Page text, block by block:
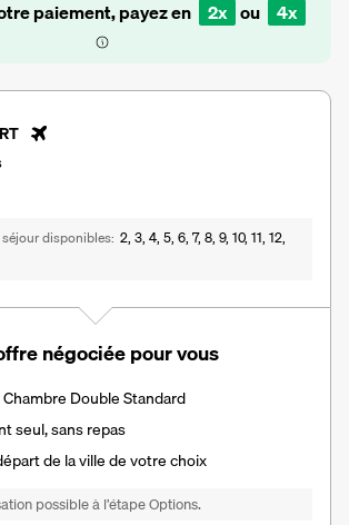
paiement, payez en 2x ou 4x
disponibles 2, 3, 4, 5, 6, 7, 8, 9, 10, 11, 12,
négociée pour vous
Chambre Double Standard
seul, sans repas
de la ville de votre choix
possible à l’étape Options.